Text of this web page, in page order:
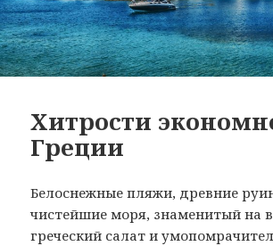
Хитрости
Греции
Белоснежные пляжи, древние
чистейшие моря, знаменитый на
греческий салат и